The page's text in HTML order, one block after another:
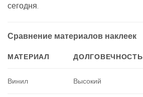
сегодня.
Сравнение материалов наклеек
МАТЕРИАЛ ДОЛГОВЕЧНОСТЬ
Винил Высокий